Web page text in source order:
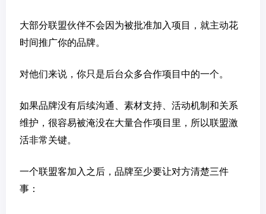
大部分联盟伙伴不会因为被批准加入项目，就主动花
时间推广你的品牌。
对他们来说，你只是后台众多合作项目中的一个。
如果品牌没有后续沟通、素材支持、活动机制和关系
维护，很容易被淹没在大量合作项目里，所以联盟激
活非常关键。
一个联盟客加入之后，品牌至少要让对方清楚三件
事：